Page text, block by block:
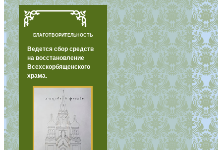
БЛАГОТВОРИТЕЛЬНОСТЬ
Ведется сбор средств
на восстановление
Всехскорбященского
храма.